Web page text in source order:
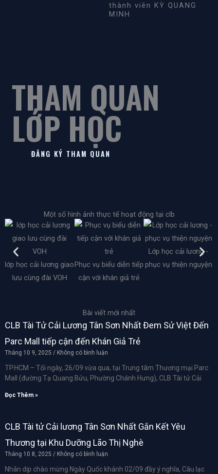
thành viên KỲ QUANG
MINH
THAM QUAN
LỚP HỌC
ĐĂNG KÝ THAM QUAN
Một số hình ảnh thực tế hoạt động tại clb
lớp học cải lương giao
lưu cùng đài VOH
Phục vụ biểu diễn tiếp
cận với khán giả trẻ
Lớp học cải lương -
phục vụ thiện nguyện
Bài viết mới nhất
CLB Tài Tử Cải Lương Tân Sơn Nhất Đem Sử Việt Đến
Parc Mall tiếp cận đến Khán Giả Trẻ
Tháng 10 9, 2025 Không có bình luận
TP.HCM – Tối ngày, 26/09 vừa qua, tại Trung tâm Thương mại Parc
Mall (đường Tạ Quang Bửu, Phường Chánh Hưng), CLB Tài tử Cải
Đọc Thêm »
CLB Tài tử Cải lương Tân Sơn Nhất Gắn Kết Yêu
Thương tại Khu Dưỡng Lão Thị Nghè
Tháng 10 8, 2025 Không có bình luận
Nhân dịp chào mừng Ngày Quốc khánh 02/09 đầy ý nghĩa, Câu lạc